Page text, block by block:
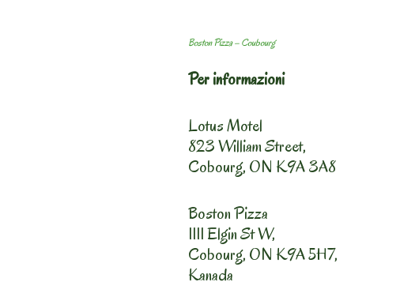
Boston Pizza – Coubourg
Per informazioni
Lotus Motel
823 William Street,
Cobourg, ON K9A 3A8
Boston Pizza
1111 Elgin St W,
Cobourg, ON K9A 5H7,
Kanada